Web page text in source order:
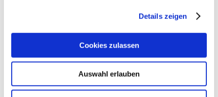
Details zeigen
Cookies zulassen
Auswahl erlauben
November 2023